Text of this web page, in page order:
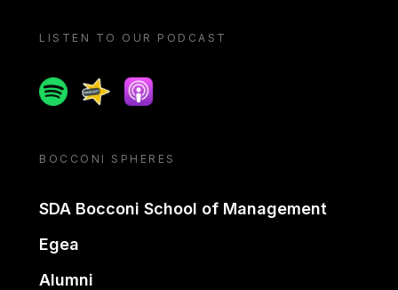
LISTEN TO OUR PODCAST
SpotifySpreakerApple podcast
BOCCONI SPHERES
SDA Bocconi School of Management
Egea
Alumni